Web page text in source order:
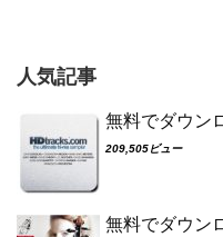
人気記事
無料でダウン
209,505ビュー
無料でダウン